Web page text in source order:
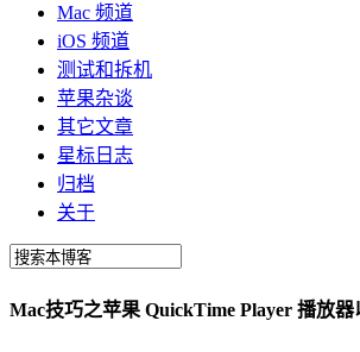
Mac 频道
iOS 频道
测试和拆机
苹果杂谈
其它文章
星标日志
归档
关于
Mac技巧之苹果 QuickTime Player 播放